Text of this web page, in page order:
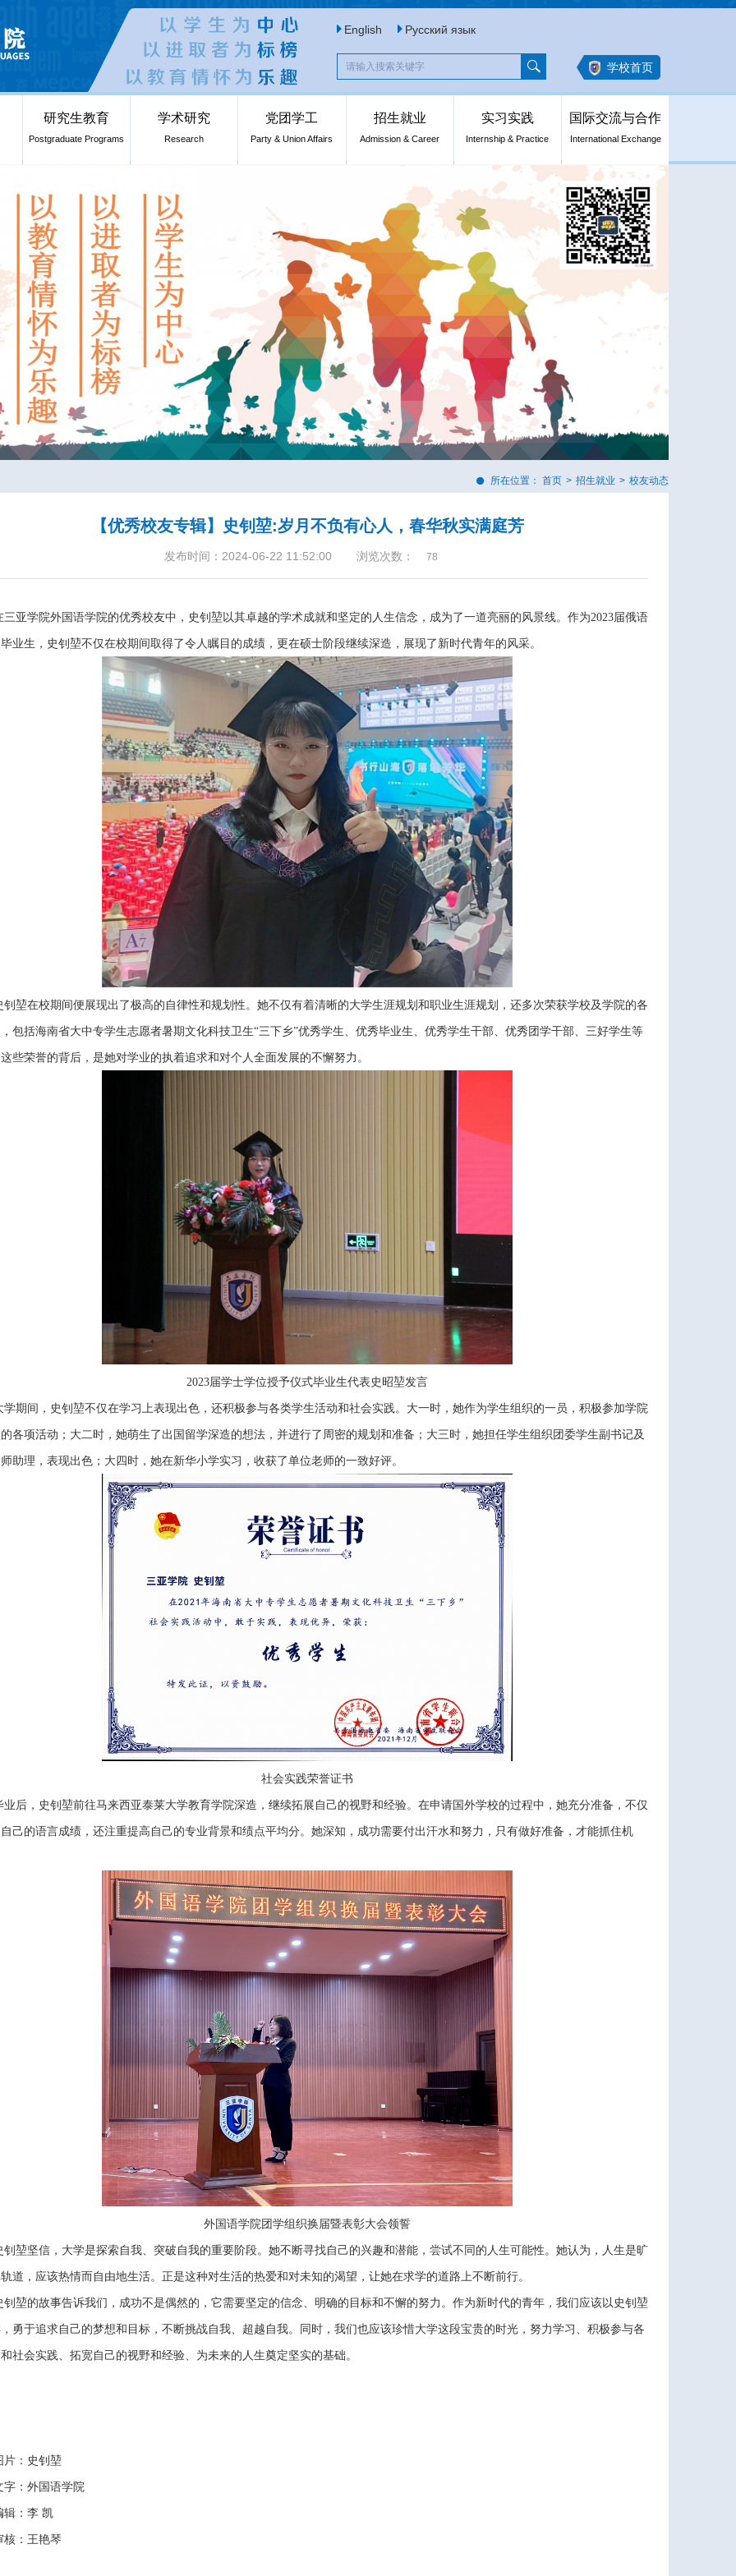
English Русский язык
学校首页
研究生教育
Postgraduate Programs
学术研究
Research
党团学工
Party & Union Affairs
招生就业
Admission & Career
实习实践
Internship & Practice
国际交流与合作
International Exchange
所在位置： 首页 > 招生就业 > 校友动态
【优秀校友专辑】史钊堃:岁月不负有心人，春华秋实满庭芳
发布时间：2024-06-22 11:52:00 浏览次数： 78
三亚学院外国语学院的优秀校友中，史钊堃以其卓越的学术成就和坚定的人生信念，成为了一道亮丽的风景线。作为2023届俄语
业生，史钊堃不仅在校期间取得了令人瞩目的成绩，更在硕士阶段继续深造，展现了新时代青年的风采。
钊堃在校期间便展现出了极高的自律性和规划性。她不仅有着清晰的大学生涯规划和职业生涯规划，还多次荣获学校及学院的各
包括海南省大中专学生志愿者暑期文化科技卫生“三下乡”优秀学生、优秀毕业生、优秀学生干部、优秀团学干部、三好学生等
些荣誉的背后，是她对学业的执着追求和对个人全面发展的不懈努力。
2023届学士学位授予仪式毕业生代表史昭堃发言
学期间，史钊堃不仅在学习上表现出色，还积极参与各类学生活动和社会实践。大一时，她作为学生组织的一员，积极参加学院
各项活动；大二时，她萌生了出国留学深造的想法，并进行了周密的规划和准备；大三时，她担任学生组织团委学生副书记及
助理，表现出色；大四时，她在新华小学实习，收获了单位老师的一致好评。
社会实践荣誉证书
业后，史钊堃前往马来西亚泰莱大学教育学院深造，继续拓展自己的视野和经验。在申请国外学校的过程中，她充分准备，不仅
己的语言成绩，还注重提高自己的专业背景和绩点平均分。她深知，成功需要付出汗水和努力，只有做好准备，才能抓住机
外国语学院团学组织换届暨表彰大会领誓
钊堃坚信，大学是探索自我、突破自我的重要阶段。她不断寻找自己的兴趣和潜能，尝试不同的人生可能性。她认为，人生是旷
道，应该热情而自由地生活。正是这种对生活的热爱和对未知的渴望，让她在求学的道路上不断前行。
钊堃的故事告诉我们，成功不是偶然的，它需要坚定的信念、明确的目标和不懈的努力。作为新时代的青年，我们应该以史钊堃
勇于追求自己的梦想和目标，不断挑战自我、超越自我。同时，我们也应该珍惜大学这段宝贵的时光，努力学习、积极参与各
社会实践、拓宽自己的视野和经验、为未来的人生奠定坚实的基础。
片：史钊堃
字：外国语学院
辑：李 凯
核：王艳琴